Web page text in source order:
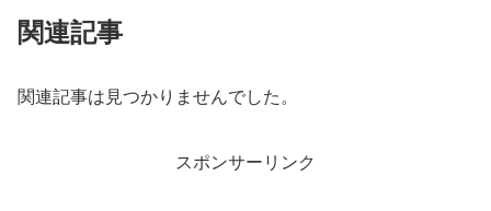
関連記事
関連記事は見つかりませんでした。
スポンサーリンク